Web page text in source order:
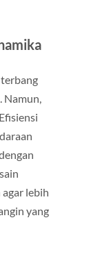
lebih
yang